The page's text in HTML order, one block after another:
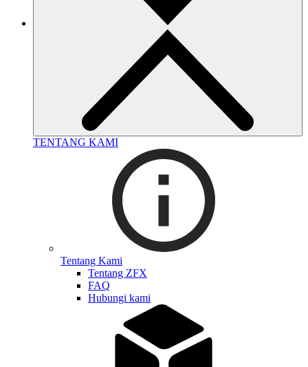
TENTANG KAMI
Tentang Kami
Tentang ZFX
FAQ
Hubungi kami